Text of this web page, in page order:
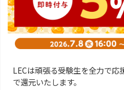
LECは頑張る受験生を全力で
で還元いたします。